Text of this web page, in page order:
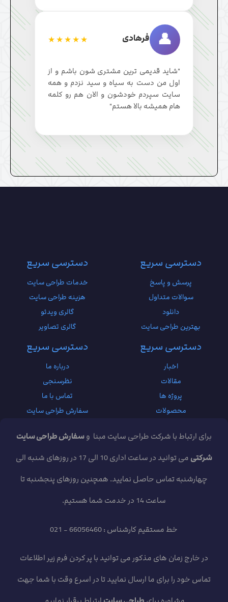
👤 فرهادی ★★★★★
"شاید قدیمی ترین مشتری شون باشم و از
اول من دست به سیاه و سید نزدم و همه
سایت سپردم خودشون و الان هم رو کلمه
هام همیشه بالا هستم"
دسترسی سریع
پرسش و پاسخ
سوالات متداول
دانلود
بهترین طراحی سایت
دسترسی سریع
خدمات طراحی سایت
هزینه طراحی سایت
گالری ویدئو
گالری تصاویر
دسترسی سریع
اخبار
مقالات
پروژه ها
محصولات
دسترسی سریع
درباره ما
نظرسنجی
تماس با ما
سفارش طراحی سایت
برای ارتباط با شرکت طراحی سایت مبنا وسفارش طراحی سایت
شرکتی
می توانید در ساعت اداری 10 الی 17 در روزهای شنبه الی
چهارشنبه تماس حاصل نمایید. همچنین روزهای پنجشنبه تا
ساعت 14 در خدمت شما هستیم.
خط مستقیم کارشناس : 66056460 - 021
در خارج زمان های مذکور می توانید با پر کردن فرم زیر اطلاعات
تماس خود را برای ما ارسال نمایید تا در اسرع وقت با شما جهت